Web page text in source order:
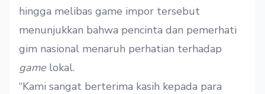
hingga melibas game impor tersebut
menunjukkan bahwa pencinta dan pemerhati
gim nasional menaruh perhatian terhadap
game lokal.
“Kami sangat berterima kasih kepada para